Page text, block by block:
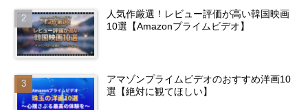
人気作厳選！レビュー評価が高い韓国映画
10選【Amazonプライムビデオ】
アマゾンプライムビデオのおすすめ洋画10
選【絶対に観てほしい】